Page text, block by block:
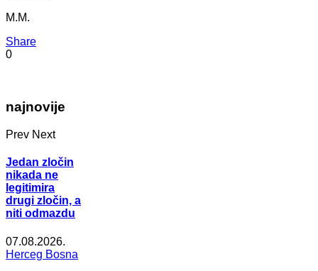
M.M.
Share
0
najnovije
Prev Next
Jedan zločin
nikada ne
legitimira
drugi zločin, a
niti odmazdu
07.08.2026.
Herceg Bosna